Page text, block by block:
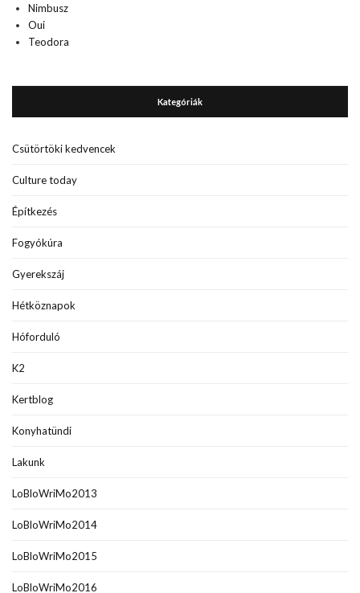
Nimbusz
Oui
Teodora
Kategóriák
Csütörtöki kedvencek
Culture today
Építkezés
Fogyókúra
Gyerekszáj
Hétköznapok
Hóforduló
K2
Kertblog
Konyhatündi
Lakunk
LoBloWriMo2013
LoBloWriMo2014
LoBloWriMo2015
LoBloWriMo2016